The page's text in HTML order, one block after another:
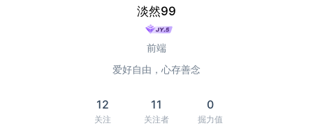
淡然99
前端
爱好自由，心存善念
12
关注
11
关注者
0
掘力值